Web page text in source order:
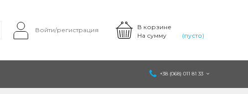
В корзине
На сумму
(пусто)
Войти/регистрация
+38 (068) 011 81 33